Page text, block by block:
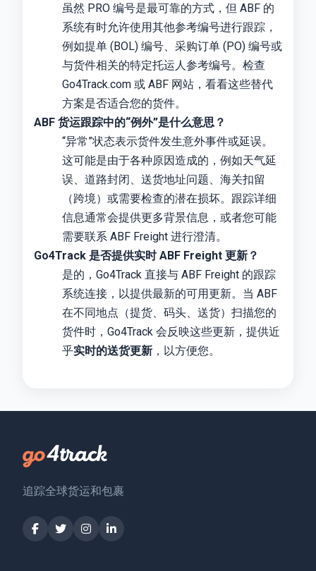
虽然 PRO 编号是最可靠的方式，但 ABF 的
系统有时允许使用其他参考编号进行跟踪，
例如提单 (BOL) 编号、采购订单 (PO) 编号或
与货件相关的特定托运人参考编号。检查
Go4Track.com 或 ABF 网站，看看这些替代
方案是否适合您的货件。
ABF 货运跟踪中的“例外”是什么意思？
“异常”状态表示货件发生意外事件或延误。
这可能是由于各种原因造成的，例如天气延
误、道路封闭、送货地址问题、海关扣留
（跨境）或需要检查的潜在损坏。跟踪详细
信息通常会提供更多背景信息，或者您可能
需要联系 ABF Freight 进行澄清。
Go4Track 是否提供实时 ABF Freight 更新？
是的，Go4Track 直接与 ABF Freight 的跟踪
系统连接，以提供最新的可用更新。当 ABF
在不同地点（提货、码头、送货）扫描您的
货件时，Go4Track 会反映这些更新，提供近
乎实时的送货更新 ，以方便您。
追踪全球货运和包裹